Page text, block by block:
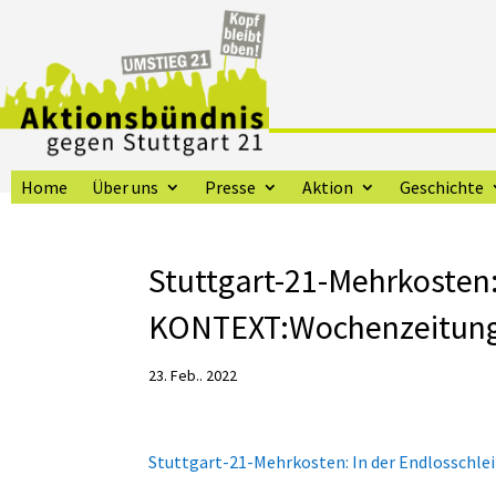
Home Über uns Presse Aktion Geschichte
Stuttgart-21-
23. Feb.. 2022
Stuttgart-21-Mehrkosten: In der